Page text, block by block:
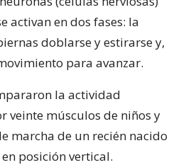
activan en dos fases: la
doblarse y estirarse y,
para avanzar.
la actividad
veinte músculos de niños y
marcha de un recién nacido
posición vertical.